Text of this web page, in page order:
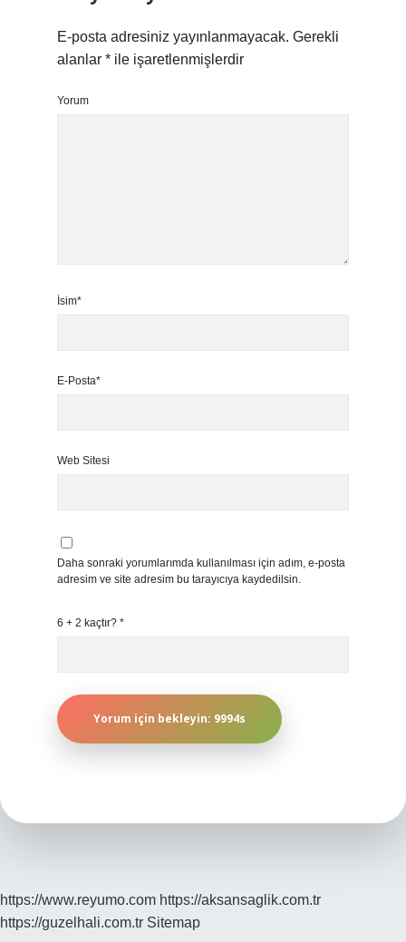
E-posta adresiniz yayınlanmayacak. Gerekli
alanlar * ile işaretlenmişlerdir
Yorum
İsim*
E-Posta*
Web Sitesi
Daha sonraki yorumlarımda kullanılması için adım, e-posta
adresim ve site adresim bu tarayıcıya kaydedilsin.
6 + 2 kaçtır? *
https://www.reyumo.com https://aksansaglik.com.tr
https://guzelhali.com.tr Sitemap